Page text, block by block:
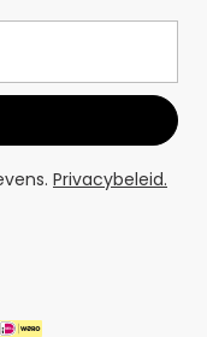
Privacybeleid.